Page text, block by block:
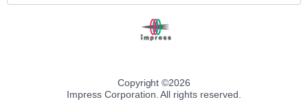
Copyright ©2026
Impress Corporation. All rights reserved.